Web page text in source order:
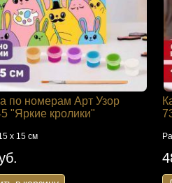
по номерам Арт Узор
"Яркие кролики"
х 15 см